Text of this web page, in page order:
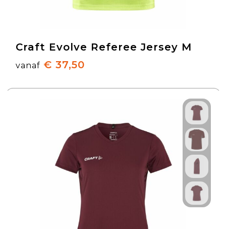
Craft Evolve Referee Jersey M
vanaf € 37,50